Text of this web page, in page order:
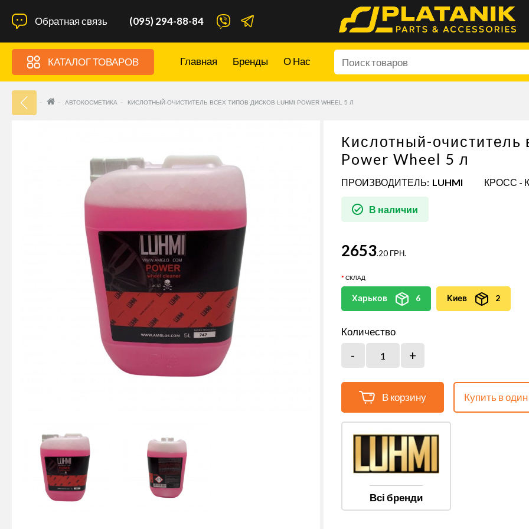
Обратная связь (095) 294-88-84
КАТАЛОГ ТОВАРОВ Главная Бренды О Нас
АВТОКОСМЕТИКА КИСЛОТНЫЙ-ОЧИСТИТЕЛЬ ВСЕХ ТИПОВ ДИСКОВ LUHMI POWER WHEEL 5 Л
Кислотный-очиститель
Power Wheel 5 л
ПРОИЗВОДИТЕЛЬ: LUHMI КРОСС -
В наличии
2653.20 ГРН.
СКЛАД
Харьков 6 Киев 2
Количество
В корзину Купить в один
Всі бренди